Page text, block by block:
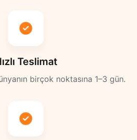
Teslimat
birçok noktasına 1–3 gün.